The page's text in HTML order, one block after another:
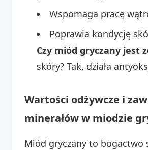
Wspomaga pracę
Poprawia kondycję
Czy miód gryczany jest
skóry? Tak, działa
Wartości odżywcze i
minerałów w miodzie
Miód gryczany to bogactwo